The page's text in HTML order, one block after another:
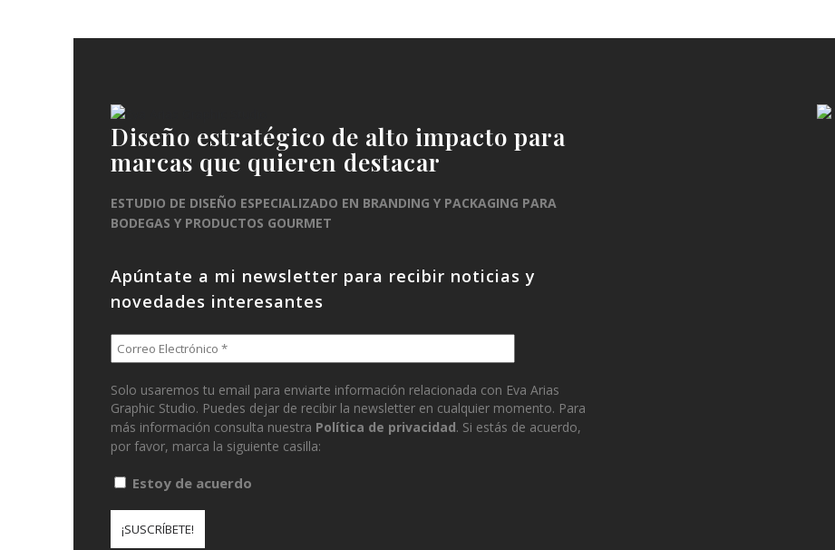
Diseño estratégico de alto impacto para
marcas que quieren destacar
ESTUDIO DE DISEÑO ESPECIALIZADO EN BRANDING Y PACKAGING PARA
BODEGAS Y PRODUCTOS GOURMET
Apúntate a mi newsletter para recibir noticias y
novedades interesantes
Solo usaremos tu email para enviarte información relacionada con Eva Arias
Graphic Studio. Puedes dejar de recibir la newsletter en cualquier momento. Para
más información consulta nuestra Política de privacidad. Si estás de acuerdo,
por favor, marca la siguiente casilla:
Estoy de acuerdo